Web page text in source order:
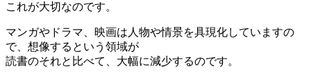
これが大切なのです。
マンガやドラマ、映画は人物や情景を具現化していますの
で、想像するという領域が
読書のそれと比べて、大幅に減少するのです。